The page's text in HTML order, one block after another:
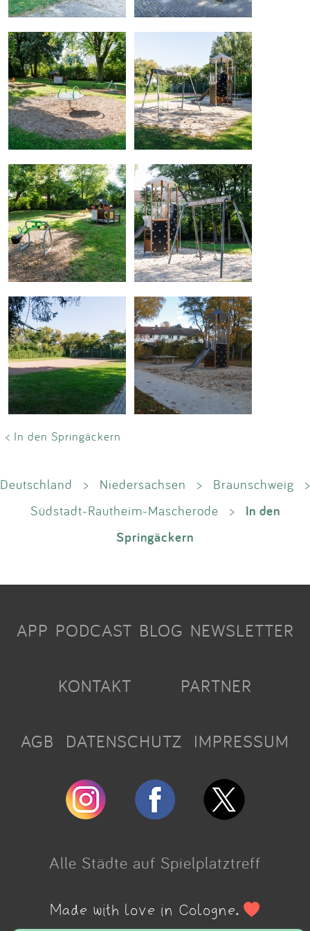
< In den Springäckern
Deutschland > Niedersachsen > Braunschweig
>
Südstadt-Rautheim-Mascherode
>
In den
Springäckern
APP PODCAST BLOG NEWSLETTER
KONTAKT PARTNER
AGB DATENSCHUTZ IMPRESSUM
Alle Städte auf Spielplatztreff
Made with love in Cologne.